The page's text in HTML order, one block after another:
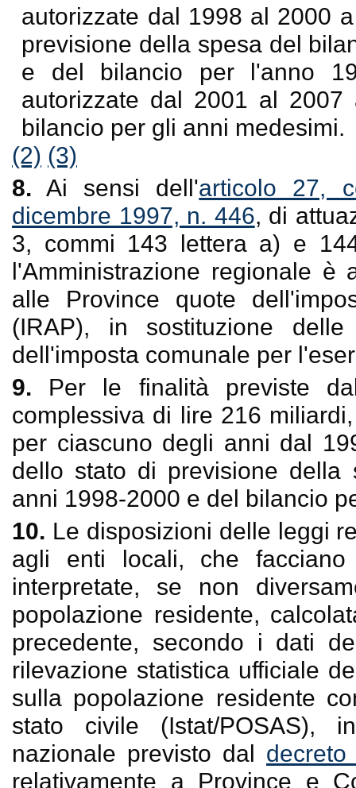
autorizzate dal 1998 al 2000
previsione della spesa del
e del bilancio per l'anno
autorizzate dal 2001 al
bilancio per gli anni medesimi.
(2) (3)
8. Ai sensi dell'articolo 27,
dicembre 1997, n. 446, di
3, commi 143 lettera a) e
l'Amministrazione regionale è
alle Province quote
(IRAP), in sostituzione
dell'imposta comunale per
9. Per le finalità previste
complessiva di lire 216
per ciascuno degli anni dal
dello stato di previsione
anni 1998-2000 e del bilancio
10. Le disposizioni delle leggi
agli enti locali, che facciano
interpretate, se non
popolazione residente,
precedente, secondo i dati
rilevazione statistica ufficiale
sulla popolazione residente
stato civile (Istat/POSAS),
nazionale previsto dal
relativamente a Province e